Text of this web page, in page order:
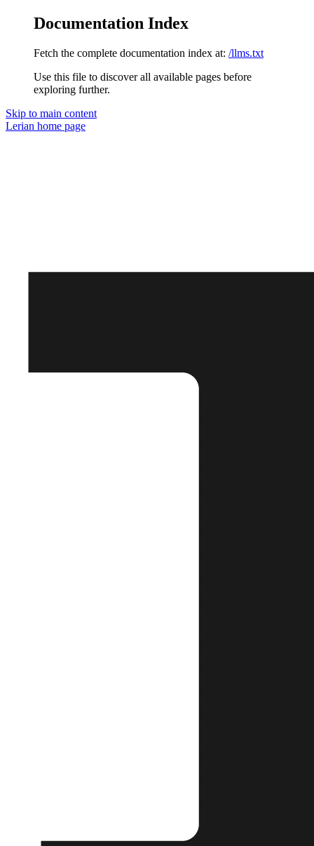
Documentation Index
Fetch the complete documentation index at: /llms.txt
Use this file to discover all available pages before
exploring further.
Skip to main content
Lerian home page